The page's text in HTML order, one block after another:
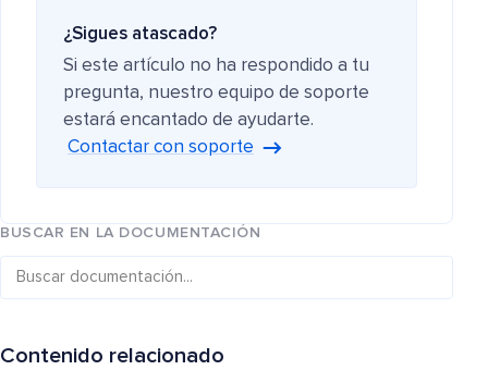
¿Sigues atascado?
Si este artículo no ha respondido a tu
pregunta, nuestro equipo de soporte
estará encantado de ayudarte.
Contactar con soporte
BUSCAR EN LA DOCUMENTACIÓN
Contenido relacionado